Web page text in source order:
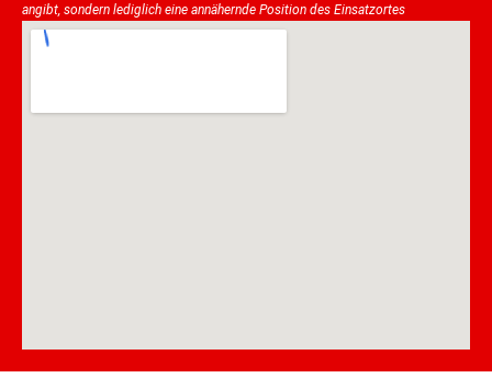
angibt, sondern lediglich eine annähernde Position des Einsatzortes